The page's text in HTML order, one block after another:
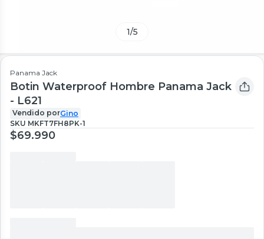
1/5
Panama Jack
Botin Waterproof Hombre Panama Jack
- L621
Vendido porGino
SKU MKFT7FH8PK-1
$69.990